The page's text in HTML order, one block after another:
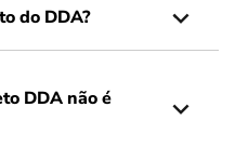
do DDA?
DDA não é